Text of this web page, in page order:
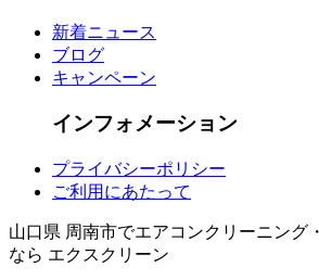
新着ニュース
ブログ
キャンペーン
インフォメーション
プライバシーポリシー
ご利用にあたって
山口県 周南市でエアコンクリーニング
なら エクスクリーン